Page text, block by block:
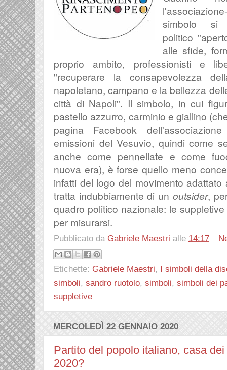
simbolo si
politico
alle sfide,
proprio ambito, professionisti e
"recuperare la consapevolezza
napoletano, campano e la bellezza
città di Napoli". Il simbolo, in cui
pastello azzurro, carminio e giallino
pagina Facebook
emissioni del Vesuvio, quindi come
anche come pennellate e come
nuova era), è forse quello meno
infatti del logo del movimento
tratta indubbiamente di un outsider,
quadro politico nazionale: le
per misurarsi.
Pubblicato da Gabriele Maestri alle 14:17
Etichette: Gabriele Maestri, I simboli della
simboli, sandro ruotolo, simboli, simboli dei
suppletive
MERCOLEDÌ 22 GENNAIO 2020
Partito del popolo italiano, casa
2020?